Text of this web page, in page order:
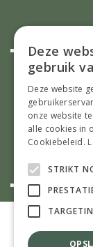
Maandag
Woensdag
Donderdag
Vrijdag
Zaterdag
Zondag
Toon alle
Deze
gebruik
Deze website
onze website
alle cookies in
Cookiebeleid.
STRIKT